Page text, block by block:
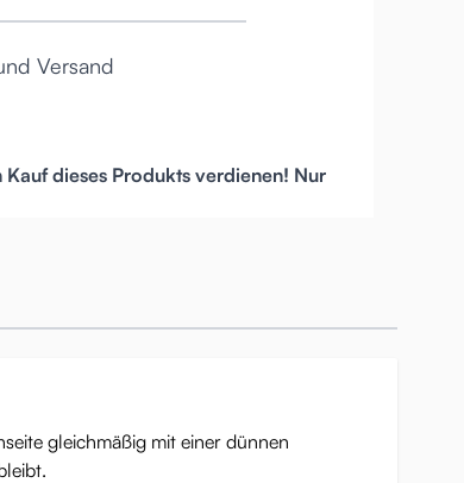
Versand
Kauf dieses Produkts verdienen! Nur
gleichmäßig mit einer dünnen